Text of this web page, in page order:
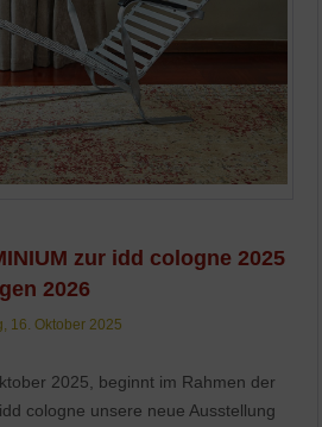
zur idd cologne 2025
2026
16. Oktober 2025
2025, beginnt im Rahmen der
cologne unsere neue Ausstellung